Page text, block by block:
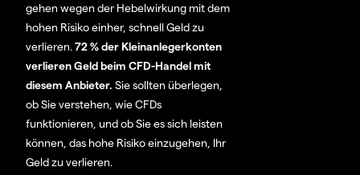
gehen wegen der Hebelwirkung mit dem
hohen Risiko einher, schnell Geld zu
verlieren.72 % der Kleinanlegerkonten
verlieren Geld beim CFD-Handel mit
diesem Anbieter. Sie sollten überlegen,
ob Sie verstehen, wie CFDs
funktionieren, und ob Sie es sich leisten
können, das hohe Risiko einzugehen, Ihr
Geld zu verlieren.